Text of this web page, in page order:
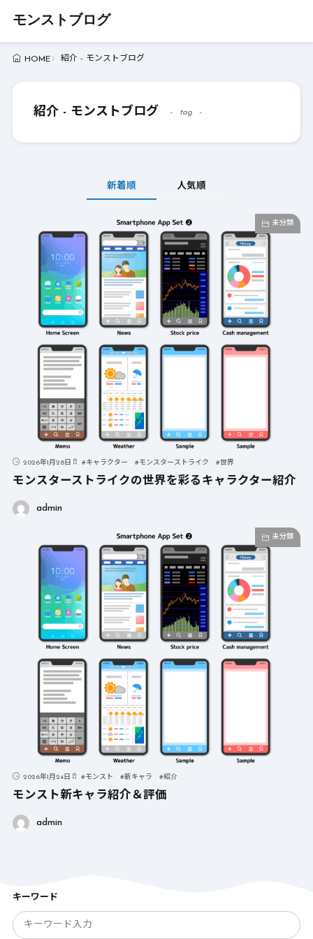
モンストブログ
HOME 紹介 - モンストブログ
紹介 - モンストブログ tag
新着順 人気順
未分類
2026年1月28日 #キャラクター #モンスターストライク #世界
モンスターストライクの世界を彩るキャラクター紹介
admin
未分類
2026年1月24日 #モンスト #新キャラ #紹介
モンスト新キャラ紹介＆評価
admin
キーワード